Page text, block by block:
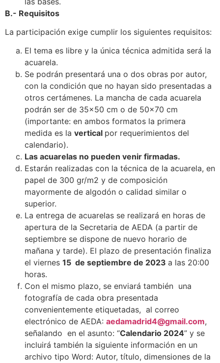
B.- Requisitos
La participación exige cumplir los siguientes requisitos:
El tema es libre y la única técnica admitida será la
acuarela.
Se podrán presentará una o dos obras por autor,
con la condición que no hayan sido presentadas a
otros certámenes. La mancha de cada acuarela
podrán ser de 35×50 cm o de 50×70 cm
(importante: en ambos formatos la primera
medida es la vertical por requerimientos del
calendario).
Las acuarelas no pueden venir firmadas.
Estarán realizadas con la técnica de la acuarela, en
papel de 300 gr/m2 y de composición
mayormente de algodón o calidad similar o
superior.
La entrega de acuarelas se realizará en horas de
apertura de la Secretaria de AEDA (a partir de
septiembre se dispone de nuevo horario de
mañana y tarde). El plazo de presentación finaliza
el viernes 15 de septiembre de 2023 a las 20:00
horas.
Con el mismo plazo, se enviará también una
fotografía de cada obra presentada
convenientemente etiquetadas, al correo
electrónico de AEDA: aedamadrid4@gmail.com,
señalando en el asunto: “Calendario 2024” y se
incluirá también la siguiente información en un
archivo tipo Word: Autor, título, dimensiones de la